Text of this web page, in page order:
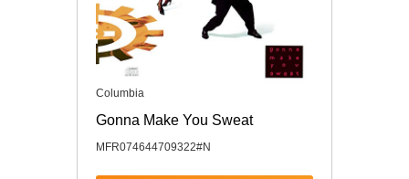
Columbia
Gonna Make You Sweat
MFR074644709322#N